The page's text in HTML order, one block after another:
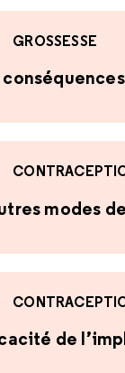
GROSSESSE
modes
de